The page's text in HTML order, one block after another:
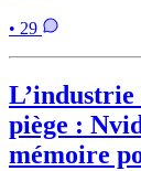
• 29
L’industrie
piège :
mémoire